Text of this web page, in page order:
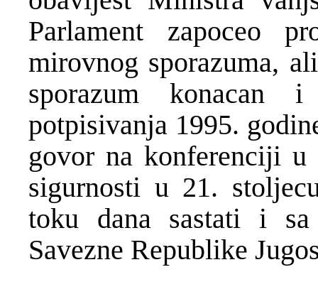
Parlament zapoceo
mirovnog sporazuma,
sporazum konacan
potpisivanja 1995.
govor na konferenciji u
sigurnosti u 21.
toku dana sastati i sa
Savezne Republike